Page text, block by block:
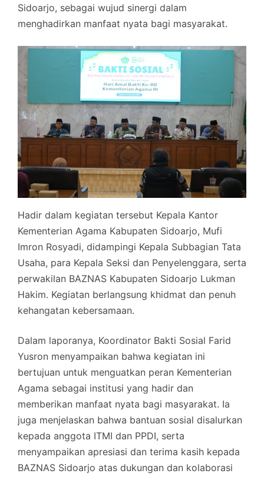
Sidoarjo, sebagai wujud sinergi dalam
menghadirkan manfaat nyata bagi masyarakat.
Hadir dalam kegiatan tersebut Kepala Kantor
Kementerian Agama Kabupaten Sidoarjo, Mufi
Imron Rosyadi, didampingi Kepala Subbagian Tata
Usaha, para Kepala Seksi dan Penyelenggara, serta
perwakilan BAZNAS Kabupaten Sidoarjo Lukman
Hakim. Kegiatan berlangsung khidmat dan penuh
kehangatan kebersamaan.
Dalam laporanya, Koordinator Bakti Sosial Farid
Yusron menyampaikan bahwa kegiatan ini
bertujuan untuk menguatkan peran Kementerian
Agama sebagai institusi yang hadir dan
memberikan manfaat nyata bagi masyarakat. Ia
juga menjelaskan bahwa bantuan sosial disalurkan
kepada anggota ITMI dan PPDI, serta
menyampaikan apresiasi dan terima kasih kepada
BAZNAS Sidoarjo atas dukungan dan kolaborasi